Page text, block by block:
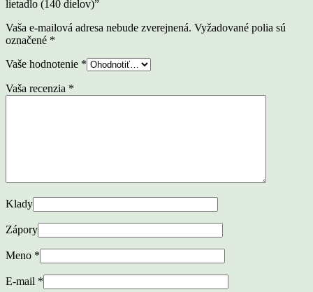
lietadlo (140 dielov)”
Vaša e-mailová adresa nebude zverejnená. Vyžadované polia sú
označené *
Vaše hodnotenie *
Vaša recenzia *
Klady
Zápory
Meno *
E-mail *